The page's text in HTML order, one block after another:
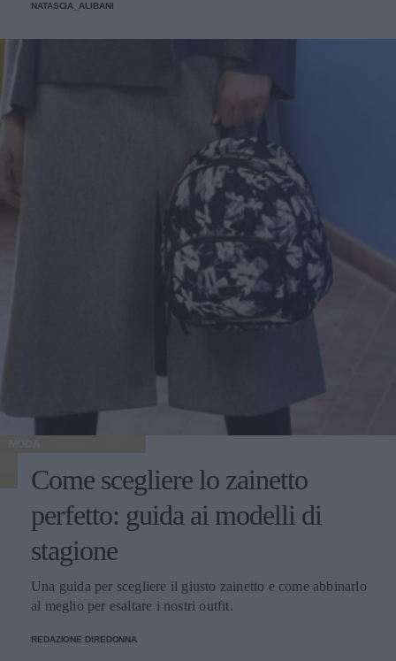
NATASCIA_ALIBANI
MODA
Come scegliere lo zainetto
perfetto: guida ai modelli di
stagione
Una guida per scegliere il giusto zainetto e come abbinarlo
al meglio per esaltare i nostri outfit.
REDAZIONE DIREDONNA